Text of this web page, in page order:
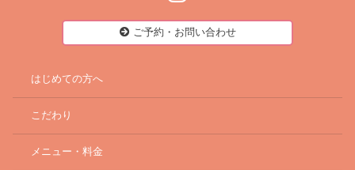
ご予約・お問い合わせ
はじめての方へ
こだわり
メニュー・料金